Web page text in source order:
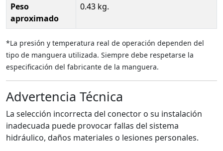
Peso
aproximado
0.43 kg.
*La presión y temperatura real de operación dependen del
tipo de manguera utilizada. Siempre debe respetarse la
especificación del fabricante de la manguera.
Advertencia Técnica
La selección incorrecta del conector o su instalación
inadecuada puede provocar fallas del sistema
hidráulico, daños materiales o lesiones personales.